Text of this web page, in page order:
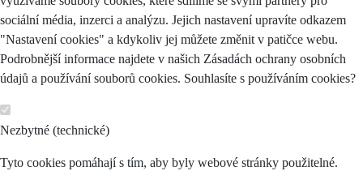
sociální média, inzerci a analýzu. Jejich nastavení upravíte odkazem
"Nastavení cookies" a kdykoliv jej můžete změnit v patičce webu.
Podrobnější informace najdete v našich Zásadách ochrany osobních
údajů a používání souborů cookies. Souhlasíte s používáním cookies?
Nezbytné (technické)
Tyto cookies pomáhají s tím, aby byly webové stránky použitelné.